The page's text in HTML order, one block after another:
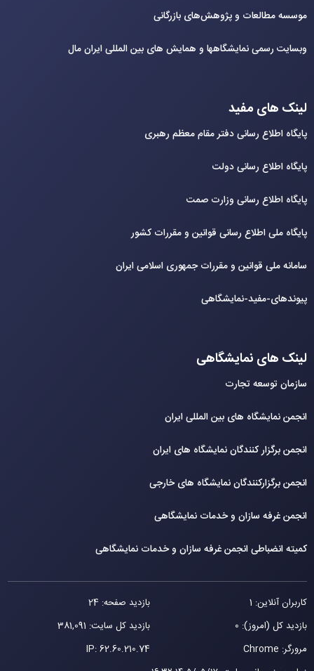
موسسه مطالعات و پژوهش‌های بازرگانی
وبسایت رسمی نمایشگاهها و همایش های بین‌ المللی ایران مال
لینک های مفید
پایگاه اطلاع رسانی دفتر مقام معظم رهبری
پایگاه اطلاع رسانی دولت
پایگاه اطلاع رسانی وزارت صمت
پایگاه ملی اطلاع رسانی قوانین و مقررات کشور
سامانه ملی قوانین و مقررات جمهوری اسلامی ایران
پیوندهای-مفید-نمایشگاهی
لینک های نمایشگاهی
سازمان توسعه تجارت
انجمن نمایشگاه های بین المللی ایران
انجمن برگزار کنندگان نمایشگاه های ایران
انجمن برگزارکنندگان نمایشگاه های خارجی
انجمن غرفه سازان و خدمات نمایشگاهی
کمیته انضباطی انجمن غرفه سازان و خدمات نمایشگاهی
کاربران آنلاین: 1
بازدید صفحه: 24
بازدید کل (امروز): 0
بازدید کل سایت: 381,091
مرورگر: Chrome
IP:62.60.210.74